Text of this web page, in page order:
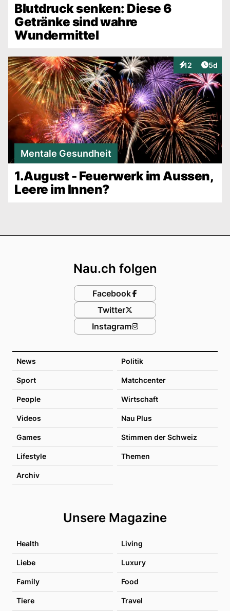
Blutdruck senken: Diese 6
Getränke sind wahre
Wundermittel
12
Interaktionen
5d
Mentale Gesundheit
1.August - Feuerwerk im Aussen,
Leere im Innen?
News Politik
Sport Matchcenter
People Wirtschaft
Videos Nau Plus
Games Stimmen der Schweiz
Lifestyle Themen
Archiv
Unsere Magazine
Health Living
Liebe Luxury
Family Food
Tiere Travel
Nau.ch folgen
Facebook
Twitter
Instagram